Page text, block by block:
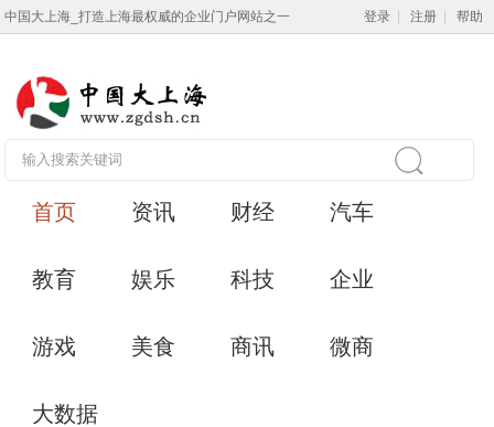
中国大上海_打造上海最权威的企业门户网站之一 登录 注册 帮助
首页 资讯 财经 汽车
教育 娱乐 科技 企业
游戏 美食 商讯 微商
大数据